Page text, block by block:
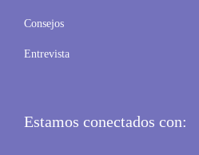
Consejos
Entrevista
Estamos conectados con: